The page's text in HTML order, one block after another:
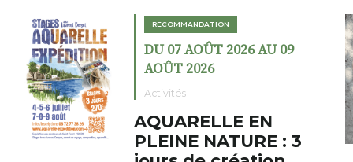
RECOMMANDATION
DU 02 AOÛT 2026 AU 23
AOÛT 2026
Expositions
Cochon charbon au
fumoir